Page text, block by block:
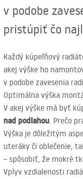
a nábytok
v podobe
pristúpiť čo
Každý kúpeľňový
akej výške ho
v podobe zavesenia
Optimálna výška
V akej výške má byť
nad podlahou. Prečo
Výška je dôležitým
uteráky či oblečenie,
– spôsobiť, že mokré
Vplyv vzdialenosti